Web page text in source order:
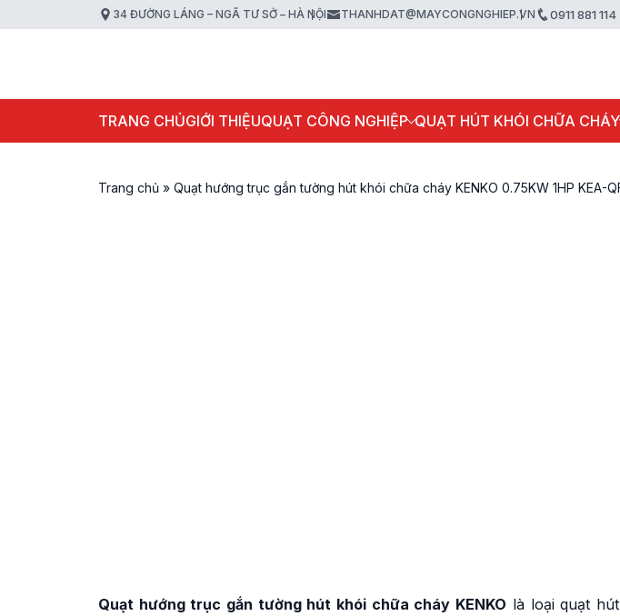
34 ĐƯỜNG LÁNG – NGÃ TƯ SỞ – HÀ NỘI THANHDAT@MAYCONGNGHIEP.VN 0911 881 114
TRANG CHỦGIỚI THIỆUQUẠT CÔNG NGHIỆP QUẠT HÚT KHÓI CHỮA CHÁY
Trang chủ » Quạt hướng trục gắn tường hút khói chữa cháy KENKO 0.75KW 1HP KEA-
Quạt hướng trục gắn tường hút khói chữa cháy KENKO là loại quạt